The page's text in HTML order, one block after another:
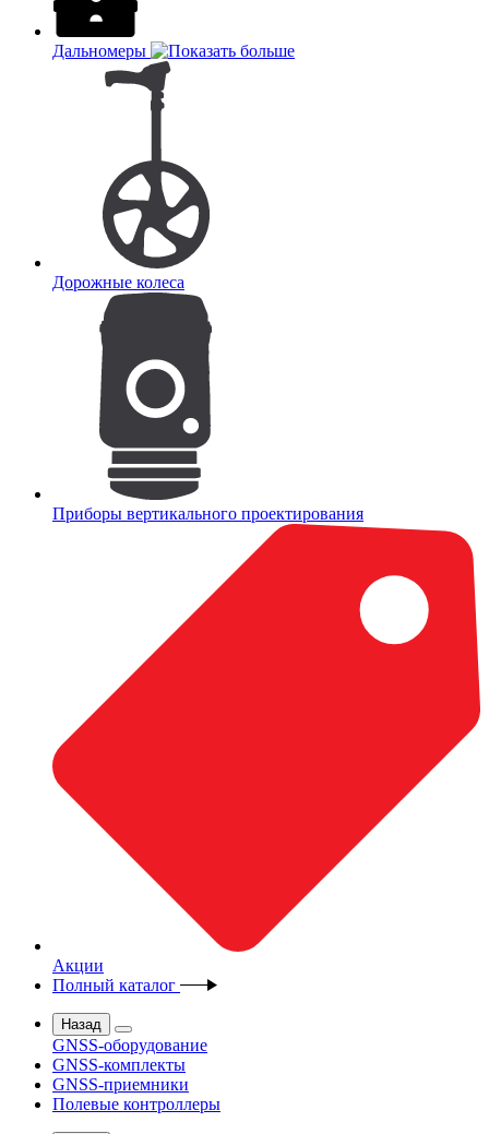
Дальномеры
Дорожные колеса
Приборы вертикального проектирования
Акции
Полный каталог
Назад
GNSS-оборудование
GNSS-комплекты
GNSS-приемники
Полевые контроллеры